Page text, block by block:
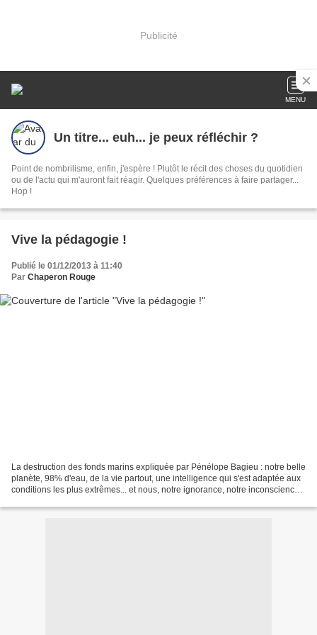
Publicité
MENU
Un titre... euh... je peux réfléchir ?
Point de nombrilisme, enfin, j'espère ! Plutôt le récit des choses du quotidien
ou de l'actu qui m'auront fait réagir. Quelques préférences à faire partager...
Hop !
Vive la pédagogie !
Publié le 01/12/2013 à 11:40
Par Chaperon Rouge
La destruction des fonds marins expliquée par Pénélope Bagieu : notre belle
planète, 98% d'eau, de la vie partout, une intelligence qui s'est adaptée aux
conditions les plus extrêmes... et nous, notre ignorance, notre inconscience,